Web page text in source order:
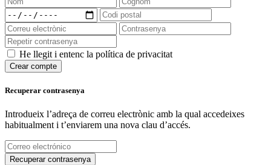
He llegit i entenc la política de privacitat
Crear compte
Recuperar contrasenya
Introdueix l’adreça de correu electrònic amb la qual accedeixes
habitualment i t’enviarem una nova clau d’accés.
Recuperar contrasenya